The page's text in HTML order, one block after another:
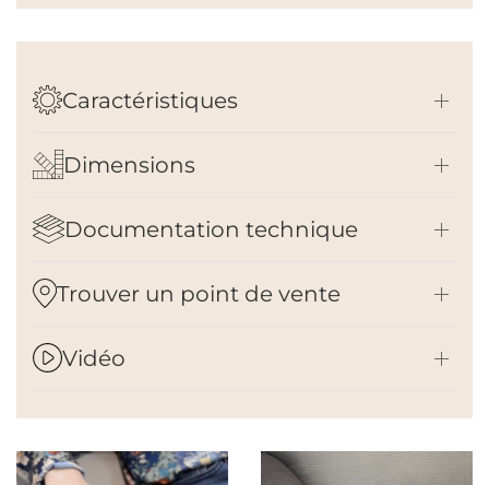
Caractéristiques
Dimensions
Documentation technique
Trouver un point de vente
Vidéo